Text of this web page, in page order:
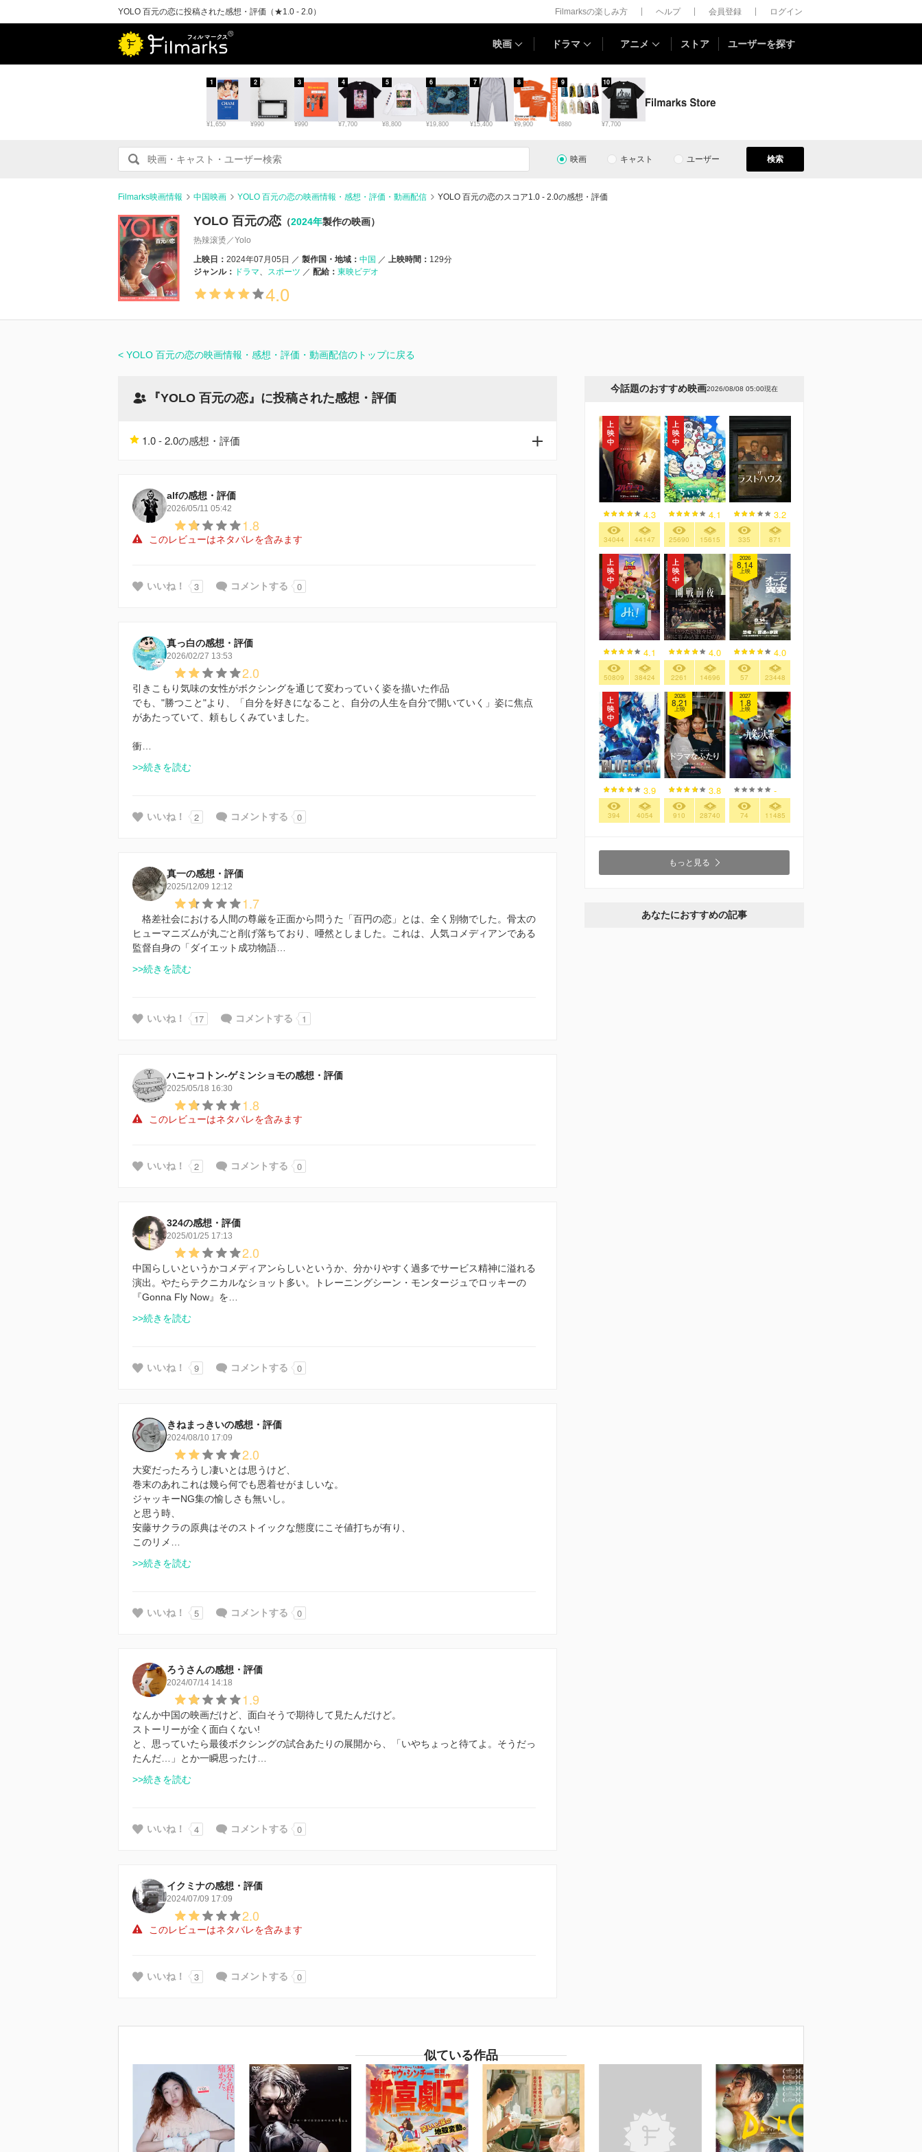
YOLO 百元の恋に投稿された感想・評価（★1.0 - 2.0） Filmarksの楽しみ方 ヘルプ 会員登録 ログイン
映画 ドラマ アニメ ストア ユーザーを探す
¥1,650
1
¥990
2
¥990
3
¥7,700
4
¥8,800
5
¥19,800
6
¥15,400
7
¥9,900
8
¥880
9
¥7,700
10
映画 キャスト ユーザー 検索
Filmarks映画情報 中国映画 YOLO 百元の恋の映画情報・感想・評価・動画配信 YOLO 百元の恋のスコア1.0 - 2.0の感想・評価
YOLO 百元の恋 （2024年製作の映画）
热辣滚烫／Yolo
上映日： 2024年07月05日 製作国・地域： 中国 上映時間： 129分
ジャンル： ドラマ スポーツ 配給： 東映ビデオ
4.0
YOLO 百元の恋の映画情報・感想・評価・動画配信のトップに戻る
『YOLO 百元の恋』に投稿された感想・評価
1.0 - 2.0の感想・評価
alfの感想・評価
2026/05/11 05:42
1.8
このレビューはネタバレを含みます
いいね！ 3 コメントする 0
真っ白の感想・評価
2026/02/27 13:53
2.0
引きこもり気味の女性がボクシングを通じて変わっていく姿を描いた作品
でも、"勝つこと"より、「自分を好きになること、自分の人生を自分で開いていく」姿に焦点
があたっていて、頼もしくみていました。
衝…
>>続きを読む
いいね！ 2 コメントする 0
真一の感想・評価
2025/12/09 12:12
1.7
格差社会における人間の尊厳を正面から問うた「百円の恋」とは、全く別物でした。骨太の
ヒューマニズムが丸ごと削げ落ちており、唖然としました。これは、人気コメディアンである
監督自身の「ダイエット成功物語…
>>続きを読む
いいね！ 17 コメントする 1
ハニャコトン-ゲミンショモの感想・評価
2025/05/18 16:30
1.8
このレビューはネタバレを含みます
いいね！ 2 コメントする 0
324の感想・評価
2025/01/25 17:13
2.0
中国らしいというかコメディアンらしいというか、分かりやすく過多でサービス精神に溢れる
演出。やたらテクニカルなショット多い。トレーニングシーン・モンタージュでロッキーの
『Gonna Fly Now』を…
>>続きを読む
いいね！ 9 コメントする 0
きねまっきいの感想・評価
2024/08/10 17:09
2.0
大変だったろうし凄いとは思うけど、
巻末のあれこれは幾ら何でも恩着せがましいな。
ジャッキーNG集の愉しさも無いし。
と思う時、
安藤サクラの原典はそのストイックな態度にこそ値打ちが有り、
このリメ…
>>続きを読む
いいね！ 5 コメントする 0
ろうさんの感想・評価
2024/07/14 14:18
1.9
なんか中国の映画だけど、面白そうで期待して見たんだけど。
ストーリーが全く面白くない!
と、思っていたら最後ボクシングの試合あたりの展開から、「いやちょっと待てよ。そうだっ
たんだ…」とか一瞬思ったけ…
>>続きを読む
いいね！ 4 コメントする 0
イクミナの感想・評価
2024/07/09 17:09
2.0
このレビューはネタバレを含みます
いいね！ 3 コメントする 0
今話題のおすすめ映画2026/08/08 05:00現在
4.3
34044 44147
4.1
25690 15615
3.2
335 871
4.1
50809 38424
4.0
2261 14696
2026
8.14
上映
4.0
57 23448
3.9
394 4054
2026
8.21
上映
3.8
910 28740
2027
1.8
上映
-
74 11485
もっと見る
あなたにおすすめの記事
似ている作品